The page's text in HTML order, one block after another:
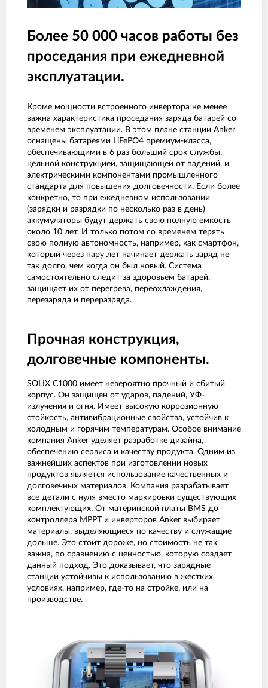
Более 50 000 часов работы без
проседания при ежедневной
эксплуатации.
Кроме мощности встроенного инвертора не менее
важна характеристика проседания заряда батарей со
временем эксплуатации. В этом плане станции Anker
оснащены батареями LiFePO4 премиум-класса,
обеспечивающими в 6 раз больший срок службы,
цельной конструкцией, защищающей от падений, и
электрическими компонентами промышленного
стандарта для повышения долговечности. Если более
конкретно, то при ежедневном использовании
(зарядки и разрядки по несколько раз в день)
аккумуляторы будут держать свою полную емкость
около 10 лет. И только потом со временем терять
свою полную автономность, например, как смартфон,
который через пару лет начинает держать заряд не
так долго, чем когда он был новый. Система
самостоятельно следит за здоровьем батарей,
защищает их от перегрева, переохлаждения,
перезаряда и переразряда.
Прочная конструкция,
долговечные компоненты.
SOLIX C1000 имеет невероятно прочный и сбитый
корпус. Он защищен от ударов, падений, УФ-
излучения и огня. Имеет высокую коррозионную
стойкость, антивибрационные свойства, устойчив к
холодным и горячим температурам. Особое внимание
компания Anker уделяет разработке дизайна,
обеспечению сервиса и качеству продукта. Одним из
важнейших аспектов при изготовлении новых
продуктов является использование качественных и
долговечных материалов. Компания разрабатывает
все детали с нуля вместо маркировки существующих
комплектующих. От материнской платы BMS до
контроллера MPPT и инверторов Anker выбирает
материалы, выделяющиеся по качеству и служащие
дольше. Это стоит дороже, но стоимость не так
важна, по сравнению с ценностью, которую создает
данный подход. Это доказывает, что зарядные
станции устойчивы к использованию в жестких
условиях, например, где-то на стройке, или на
производстве.